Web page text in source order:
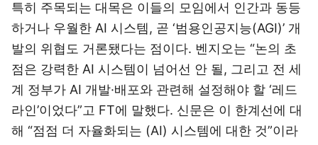
특히 주목되는 대목은 이들의 모임에서 인간과 동등
하거나 우월한 AI 시스템, 곧 ‘범용인공지능(AGI)’ 개
발의 위협도 거론됐다는 점이다. 벤지오는 “논의 초
점은 강력한 AI 시스템이 넘어선 안 될, 그리고 전 세
계 정부가 AI 개발·배포와 관련해 설정해야 할 ‘레드
라인’이었다”고 FT에 말했다. 신문은 이 한계선에 대
해 “점점 더 자율화되는 (AI) 시스템에 대한 것”이라